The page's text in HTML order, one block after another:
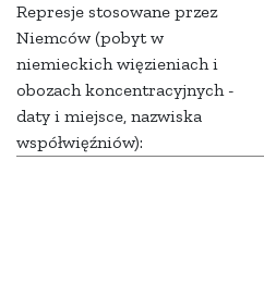
Represje stosowane przez
Niemców (pobyt w
niemieckich więzieniach i
obozach koncentracyjnych -
daty i miejsce, nazwiska
współwięźniów):